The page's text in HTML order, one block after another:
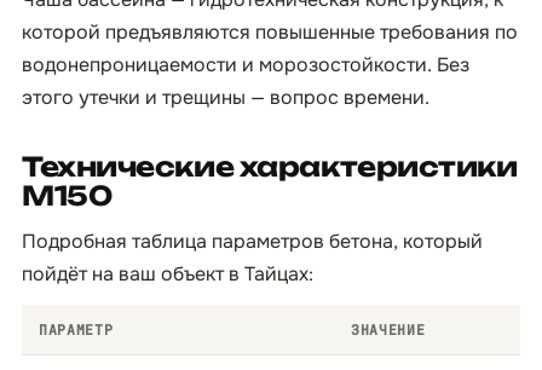
которой предъявляются повышенные требования по
водонепроницаемости и морозостойкости. Без
этого утечки и трещины — вопрос времени.
Технические характеристики
М150
Подробная таблица параметров бетона, который
пойдёт на ваш объект в Тайцах:
ПАРАМЕТР ЗНАЧЕНИЕ